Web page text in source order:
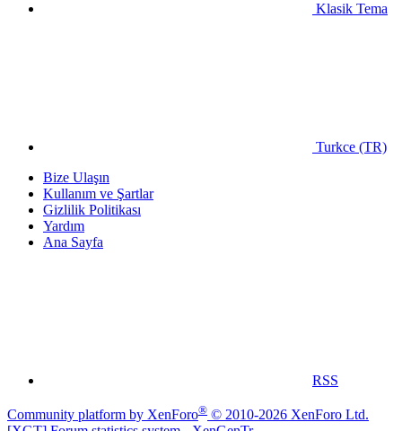
Klasik Tema
Turkce (TR)
Bize Ulaşın
Kullanım ve Şartlar
Gizlilik Politikası
Yardım
Ana Sayfa
RSS
Community platform by XenForo® © 2010-2026 XenForo Ltd.